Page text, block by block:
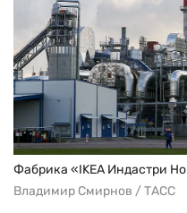
Фабрика «IKEA Индастри
Владимир Смирнов / ТАСС